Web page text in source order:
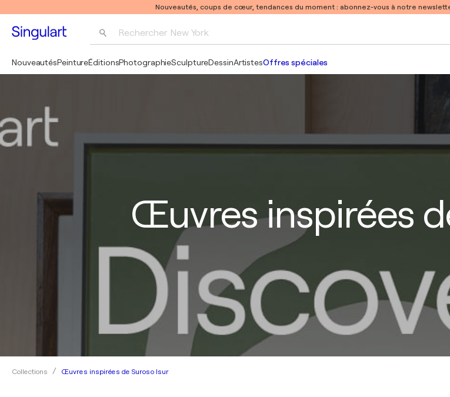
Nouveautés, coups de cœur, tendances du moment : abonnez-vous à notre
Rechercher New York
NouveautésPeintureÉditionsPhotographieSculptureDessinArtistesOffres spéciales
Œuvres inspirées
Collections Œuvres inspirées de Suroso Isur